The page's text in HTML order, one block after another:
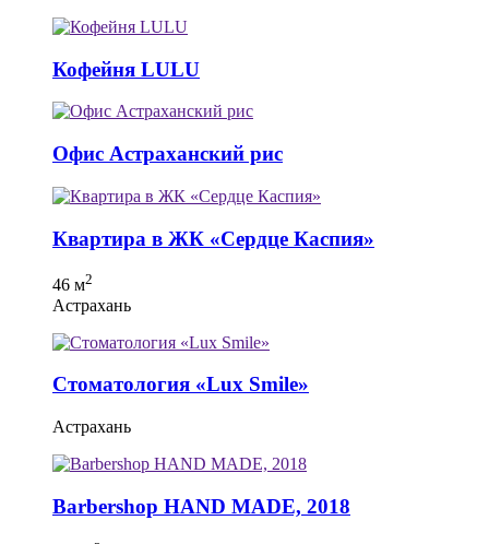
Кофейня LULU
Офис Астраханский рис
Квартира в ЖК «Сердце Каспия»
46 м2
Астрахань
Cтоматология «Lux Smile»
Астрахань
Вarbershop HAND MADE, 2018